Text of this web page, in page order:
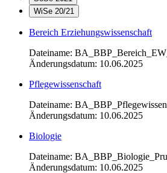
WiSe 20/21
Bereich Erziehungswissenschaft
Dateiname:
Änderungsdatum: 10.06.2025
Pflegewissenschaft
Dateiname:
Änderungsdatum: 10.06.2025
Biologie
Dateiname:
Änderungsdatum: 10.06.2025